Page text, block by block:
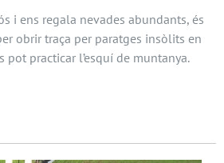
i ens regala nevades abundants, és
obrir traça per paratges insòlits en
practicar l’esquí de muntanya.